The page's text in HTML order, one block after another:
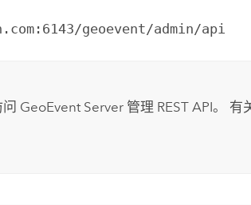
geoevent/admin/api
GeoEvent Server管理 REST API。 有